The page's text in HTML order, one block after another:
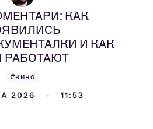
КАК
И КАК
РАБОТАЮТ
#кино
2026 11:53